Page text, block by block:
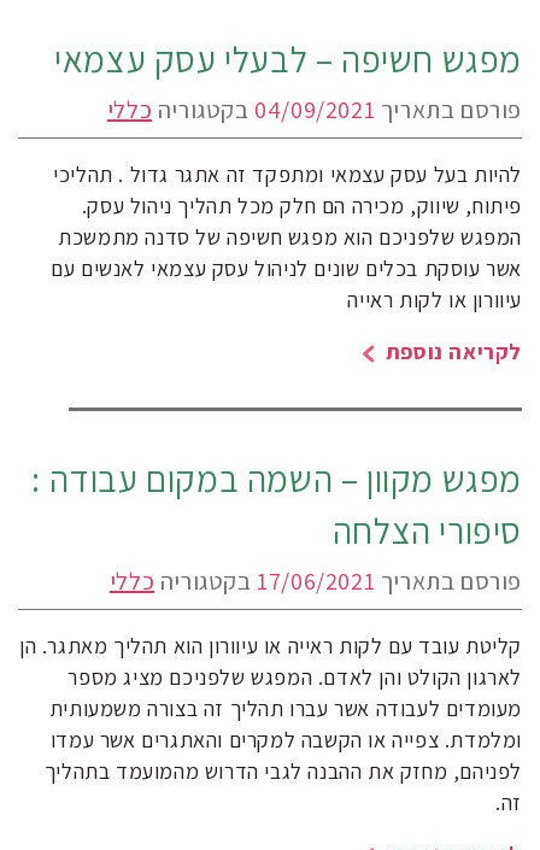
מפגש חשיפה – לבעלי עסק עצמאי
פורסם בתאריך 04/09/2021 בקטגוריה כללי
להיות בעל עסק עצמאי ומתפקד זה אתגר גדול . תהליכי
פיתוח, שיווק, מכירה הם חלק מכל תהליך ניהול עסק.
המפגש שלפניכם הוא מפגש חשיפה של סדנה מתמשכת
אשר עוסקת בכלים שונים לניהול עסק עצמאי לאנשים עם
עיוורון או לקות ראייה
לקריאה נוספת
מפגש מקוון – השמה במקום עבודה :
סיפורי הצלחה
פורסם בתאריך 17/06/2021 בקטגוריה כללי
קליטת עובד עם לקות ראייה או עיוורון הוא תהליך מאתגר. הן
לארגון הקולט והן לאדם. המפגש שלפניכם מציג מספר
מעומדים לעבודה אשר עברו תהליך זה בצורה משמעותית
ומלמדת. צפייה או הקשבה למקרים והאתגרים אשר עמדו
לפניהם, מחזק את ההבנה לגבי הדרוש מהמועמד בתהליך
זה.